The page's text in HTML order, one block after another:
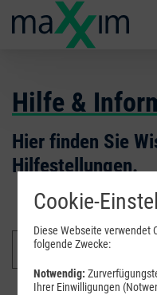
Hilfe &
Hier finden Sie
Hilfestellungen.
Cookie-
Diese Webseite verwendet
folgende Zwecke:
Notwendig:
Ihrer Einwilligungen